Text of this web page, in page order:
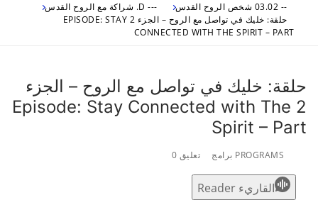
-- 03.02 شخص الروح القدس
--- D. شراكة مع الروح القدس
حلقة: خليك في تواصل مع الروح – الجزء 2 EPISODE: STAY
CONNECTED WITH THE SPIRIT – PART
حلقة: خليك في تواصل مع الروح – الجزء
2 Episode: Stay Connected with The
Spirit – Part
PROGRAMS برامج تعليق 0
القاريء Reader